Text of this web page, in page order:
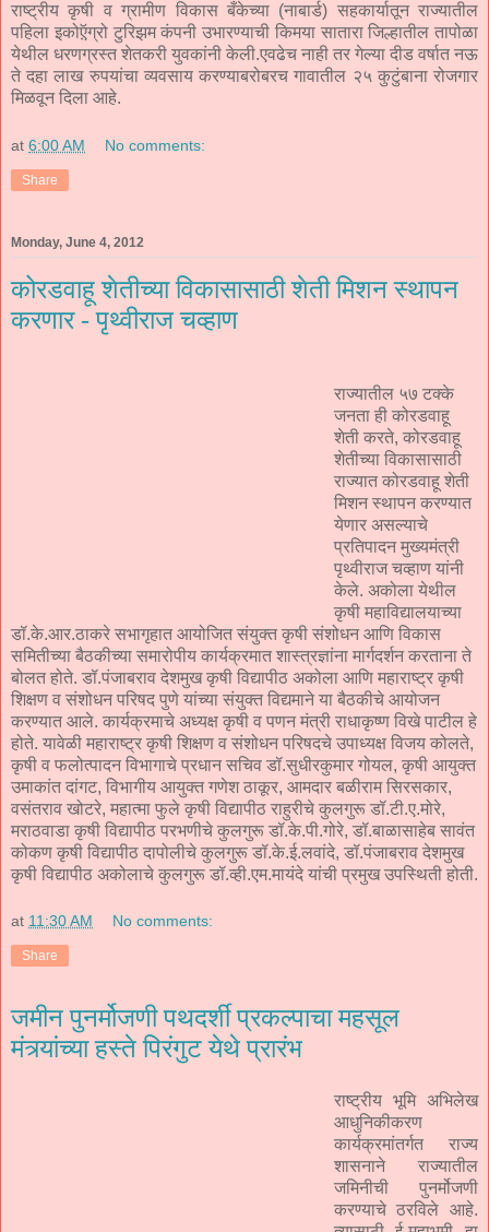
राष्ट्रीय कृषी व ग्रामीण विकास बँकेच्या (नाबार्ड) सहकार्यातून राज्यातील
पहिला इकोऍ़ग्रो टुरिझम कंपनी उभारण्याची किमया सातारा जिल्हातील तापोळा
येथील धरणग्रस्त शेतकरी युवकांनी केली.एवढेच नाही तर गेल्या दीड वर्षात नऊ
ते दहा लाख रुपयांचा व्यवसाय करण्याबरोबरच गावातील २५ कुटुंबाना रोजगार
मिळवून दिला आहे.
at 6:00 AM No comments:
Share
Monday, June 4, 2012
कोरडवाहू शेतीच्या विकासासाठी शेती मिशन स्थापन
करणार - पृथ्वीराज चव्हाण
राज्यातील ५७ टक्के
जनता ही कोरडवाहू
शेती करते, कोरडवाहू
शेतीच्या विकासासाठी
राज्यात कोरडवाहू शेती
मिशन स्थापन करण्यात
येणार असल्याचे
प्रतिपादन मुख्यमंत्री
पृथ्वीराज चव्हाण यांनी
केले. अकोला येथील
कृषी महाविद्यालयाच्या
डॉ.के.आर.ठाकरे सभागृहात आयोजित संयुक्त कृषी संशोधन आणि विकास
समितीच्या बैठकीच्या समारोपीय कार्यक्रमात शास्त्रज्ञांना मार्गदर्शन करताना ते
बोलत होते. डॉ.पंजाबराव देशमुख कृषी विद्यापीठ अकोला आणि महाराष्ट्र कृषी
शिक्षण व संशोधन परिषद पुणे यांच्या संयुक्त विद्यमाने या बैठकीचे आयोजन
करण्यात आले. कार्यक्रमाचे अध्यक्ष कृषी व पणन मंत्री राधाकृष्ण विखे पाटील हे
होते. यावेळी महाराष्ट्र कृषी शिक्षण व संशोधन परिषदचे उपाध्यक्ष विजय कोलते,
कृषी व फलोत्पादन विभागाचे प्रधान सचिव डॉ.सुधीरकुमार गोयल, कृषी आयुक्त
उमाकांत दांगट, विभागीय आयुक्त गणेश ठाकूर, आमदार बळीराम सिरसकार,
वसंतराव खोटरे, महात्मा फुले कृषी विद्यापीठ राहुरीचे कुलगुरू डॉ.टी.ए.मोरे,
मराठवाडा कृषी विद्यापीठ परभणीचे कुलगुरू डॉ.के.पी.गोरे, डॉ.बाळासाहेब सावंत
कोकण कृषी विद्यापीठ दापोलीचे कुलगुरू डॉ.के.ई.लवांदे, डॉ.पंजाबराव देशमुख
कृषी विद्यापीठ अकोलाचे कुलगुरू डॉ.व्ही.एम.मायंदे यांची प्रमुख उपस्थिती होती.
at 11:30 AM No comments:
Share
जमीन पुनर्मोजणी पथदर्शी प्रकल्पाचा महसूल
मंत्र्यांच्या हस्ते पिरंगुट येथे प्रारंभ
राष्ट्रीय भूमि अभिलेख
आधुनिकीकरण
कार्यक्रमांतर्गत राज्य
शासनाने राज्यातील
जमिनीची पुनर्मोजणी
करण्याचे ठरविले आहे.